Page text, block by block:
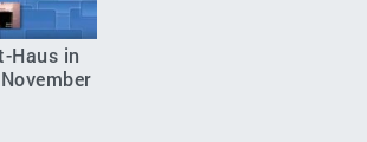
Haus in